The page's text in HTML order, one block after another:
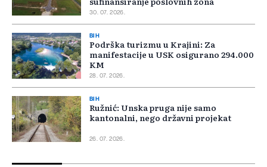
30. 07. 2026.
BIH
Podrška turizmu u Krajini: Za
manifestacije u USK osigurano 294.000
KM
28. 07. 2026.
BIH
Ružnić: Unska pruga nije samo
kantonalni, nego državni projekat
26. 07. 2026.